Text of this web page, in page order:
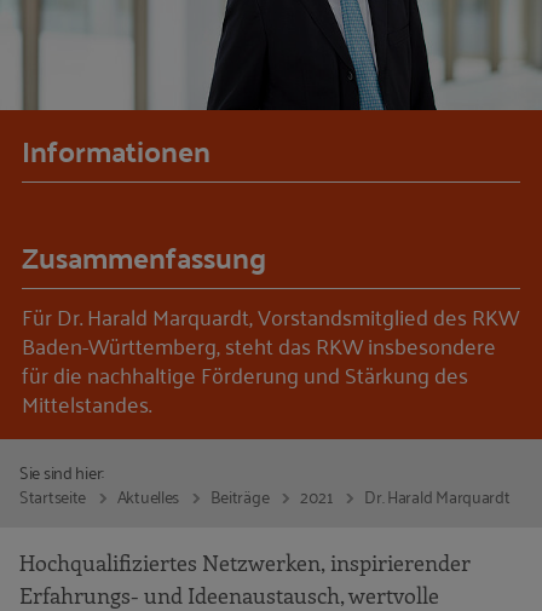
Informationen
Zusammenfassung
Für Dr. Harald Marquardt, Vorstandsmitglied des RKW
Baden-Württemberg, steht das RKW insbesondere
für die nachhaltige Förderung und Stärkung des
Mittelstandes.
Sie sind hier:
Startseite
Aktuelles Beiträge 2021 Dr. Harald Marquardt
Hochqualifiziertes Netzwerken, inspirierender
Erfahrungs- und Ideenaustausch, wertvolle